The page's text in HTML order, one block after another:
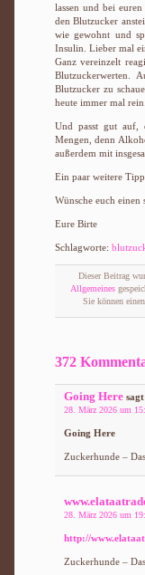
lassen und bei
den Blutzucker
wie gewohnt und
Insulin. Lieber mal
Ganz vereinzelt
Blutzuckerwerten.
Blutzucker zu
heute immer mal rein.
Und passt gut auf,
Mengen, denn
außerdem mit
Ein paar weitere
Wünsche euch einen
Eure Birte
Schlagworte:
Dieser Beitrag
Allgemeines
Sie können einen
372
Going Here
28. März 2026 um
Going Here
Zuckerhunde –
28. März 2026 um
http://
Zuckerhunde –